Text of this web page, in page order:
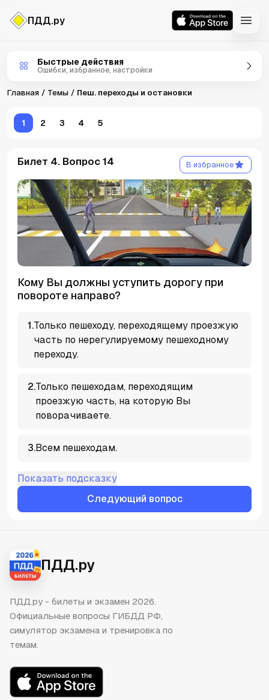
ПДД.ру
Темы
Быстрые действия
Ошибки, избранное, настройки
Главная Темы Пеш. переходы и остановки
1 2 3 4 5
Билет 4. Вопрос 14 В избранное
Кому Вы должны уступить дорогу при
повороте направо?
1 .Только пешеходу, переходящему проезжую
часть по нерегулируемому пешеходному
переходу.
2.Только пешеходам, переходящим
проезжую часть, на которую Вы
поворачиваете.
3.Всем пешеходам.
Показать подсказку
Следующий вопрос
ПДД.ру
ПДД.ру - билеты и экзамен 2026.
Официальные вопросы ГИБДД РФ,
симулятор экзамена и тренировка по
темам.